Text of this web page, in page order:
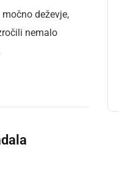
močno deževje,
nemalo